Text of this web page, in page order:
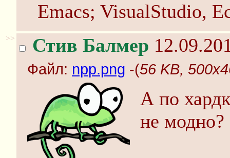
Emacs; VisualStudio,
>> Стив Балмер
Файл: npp.png -(56 KB,
А по
не модно?